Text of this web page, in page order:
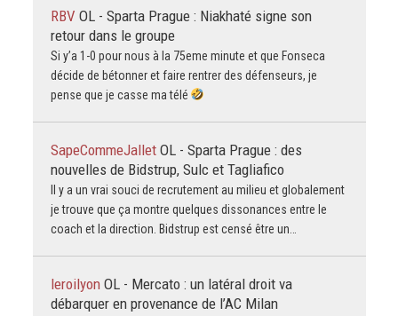
RBV OL - Sparta Prague : Niakhaté signe son
retour dans le groupe
Si y’a 1-0 pour nous à la 75eme minute et que Fonseca
décide de bétonner et faire rentrer des défenseurs, je
pense que je casse ma télé
SapeCommeJallet OL - Sparta Prague : des
nouvelles de Bidstrup, Sulc et Tagliafico
Il y a un vrai souci de recrutement au milieu et globalement
je trouve que ça montre quelques dissonances entre le
coach et la direction. Bidstrup est censé être un…
leroilyon OL - Mercato : un latéral droit va
débarquer en provenance de l’AC Milan